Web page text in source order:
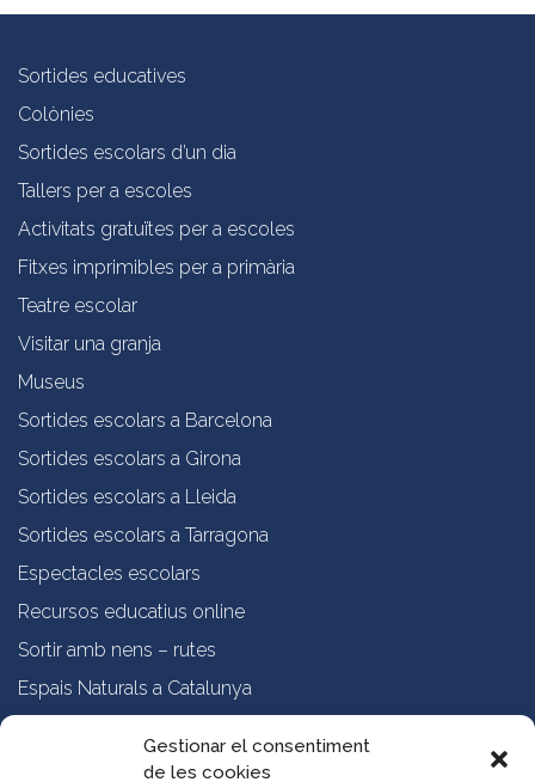
Gestionar el consentiment
de les cookies
Sortides educatives
Colònies
Sortides escolars d’un dia
Tallers per a escoles
Activitats gratuïtes per a escoles
Fitxes imprimibles per a primària
Teatre escolar
Visitar una granja
Museus
Sortides escolars a Barcelona
Sortides escolars a Girona
Sortides escolars a Lleida
Sortides escolars a Tarragona
Espectacles escolars
Recursos educatius online
Sortir amb nens – rutes
Espais Naturals a Catalunya